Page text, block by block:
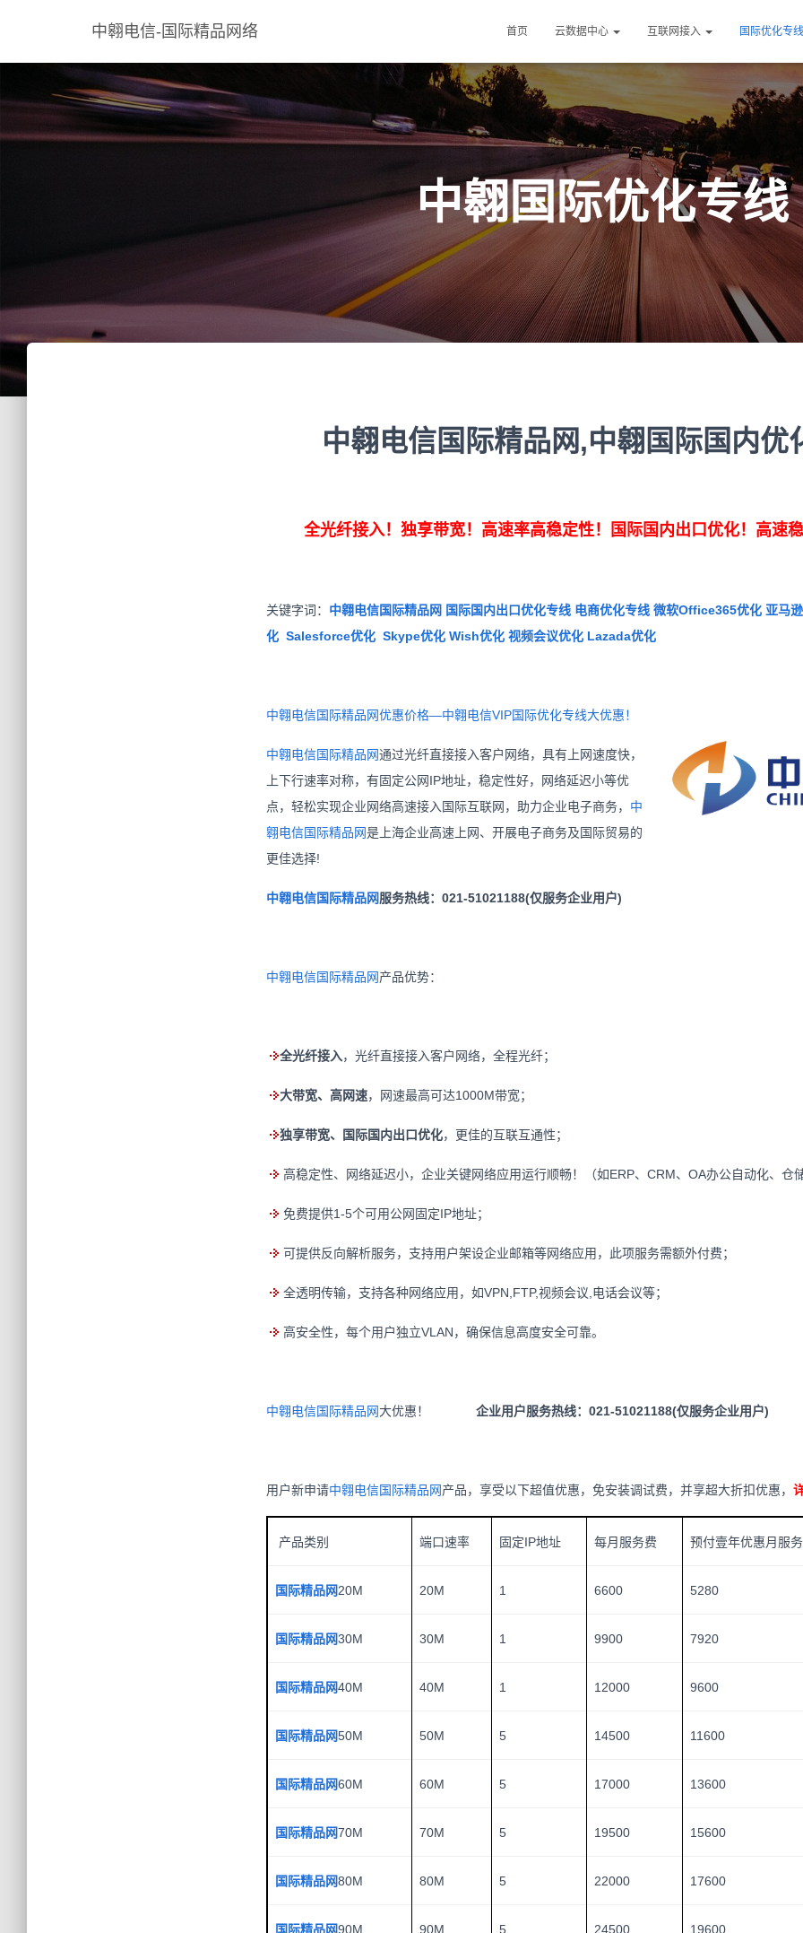
中翱电信-国际精品网络 首页 云数据中心 互联网接入 国际优化专线
中翱国际优化专线
中翱电信国际精品网,中翱 国际国内优
全光纤接入！独享带宽！高速率高稳定性！国际国内出口优化！高速稳
关键字词： 中翱电信国际精品网 国际国内出口优化专线 电商优化专线 微软Office365优化 亚马
化 Salesforce优化 Skype优化 Wish优化 视频会议优化 Lazada优化
中翱电信国际精品网优惠价格—中翱电信VIP国际优化专线大优惠！
中翱电信国际精品网通过光纤直接接入客户网络，具有上网速度快，
上下行速率对称，有固定公网IP地址，稳定性好，网络延迟小等优
点，轻松实现企业网络高速接入国际互联网，助力企业电子商务， 中
翱电信国际精品网是上海企业高速上网、开展电子商务及国际贸易的
更佳选择!
中翱电信国际精品网服务热线：021-51021188(仅服务企业用户)
中翱电信国际精品网产品优势：
全光纤接入，光纤直接接入客户网络，全程光纤；
大带宽、高网速，网速最高可达1000M带宽；
独享带宽、国际国内出口优化，更佳的互联互通性；
高稳定性、网络延迟小，企业关键网络应用运行顺畅！（如ERP、CRM、OA办公自动化、仓
免费提供1-5个可用公网固定IP地址；
可提供反向解析服务，支持用户架设企业邮箱等网络应用，此项服务需额外付费；
全透明传输，支持各种网络应用，如VPN,FTP,视频会议,电话会议等；
高安全性，每个用户独立VLAN，确保信息高度安全可靠。
中翱电信国际精品网大优惠！ 企业用户服务热线：021-51021188(仅服务企业用户)
用户新申请中翱电信国际精品网产品，享受以下超值优惠，免安装调试费，并享超大折扣优惠，
产品类别 端口速率 固定IP地址 每月服务费 预付壹年优惠月服
国际精品网20M 20M 1 6600 5280
国际精品网30M 30M 1 9900 7920
国际精品网40M 40M 1 12000 9600
国际精品网50M 50M 5 14500 11600
国际精品网60M 60M 5 17000 13600
国际精品网70M 70M 5 19500 15600
国际精品网80M 80M 5 22000 17600
国际精品网90M 90M 5 24500 19600